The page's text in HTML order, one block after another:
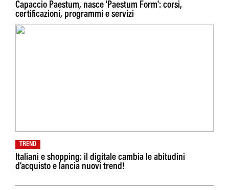
Capaccio Paestum, nasce 'Paestum Form': corsi,
certificazioni, programmi e servizi
TREND
Italiani e shopping: il digitale cambia le abitudini
d’acquisto e lancia nuovi trend!